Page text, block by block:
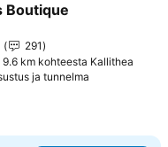
Boutique
291
9.6 km kohteesta Kallithea
ja tunnelma